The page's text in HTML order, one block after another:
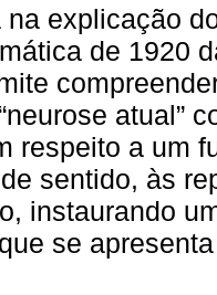
na explicação
de 1920
atual”
respeito a um
sentido, às
instaurando
se